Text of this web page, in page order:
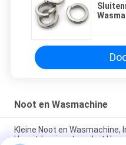
Noot en Wasmachine
Kleine Noot en
Hexuitdraainoot van het